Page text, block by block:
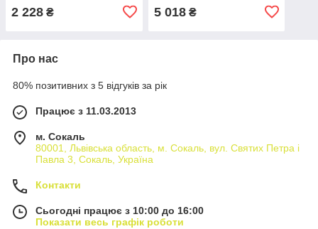
2 228 ₴ 5 018₴
Про нас
80% позитивних з 5 відгуків за рік
Працює з 11.03.2013
м. Сокаль
80001, Львівська область, м. Сокаль, вул. Святих Петра і
Павла 3, Сокаль, Україна
Контакти
Сьогодні працює з 10:00 до 16:00
Показати весь графік роботи